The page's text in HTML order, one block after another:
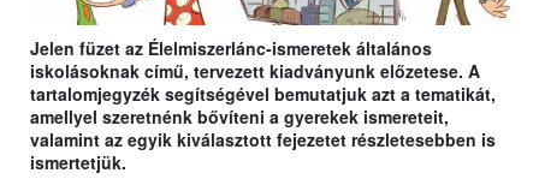
Jelen füzet az Élelmiszerlánc-ismeretek általános
iskolásoknak című, tervezett kiadványunk előzetese. A
tartalomjegyzék segítségével bemutatjuk azt a tematikát,
amellyel szeretnénk bővíteni a gyerekek ismereteit,
valamint az egyik kiválasztott fejezetet részletesebben is
ismertetjük.